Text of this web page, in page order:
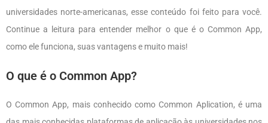
universidades norte-americanas, esse conteúdo foi feito para você.
Continue a leitura para entender melhor o que é o Common App,
como ele funciona, suas vantagens e muito mais!
O que é o Common App?
O Common App, mais conhecido como Common Aplication, é uma